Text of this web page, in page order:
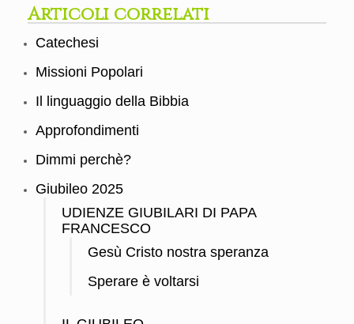
Articoli correlati
Catechesi
Missioni Popolari
Il linguaggio della Bibbia
Approfondimenti
Dimmi perchè?
Giubileo 2025
UDIENZE GIUBILARI DI PAPA
FRANCESCO
Gesù Cristo nostra speranza
Sperare è voltarsi